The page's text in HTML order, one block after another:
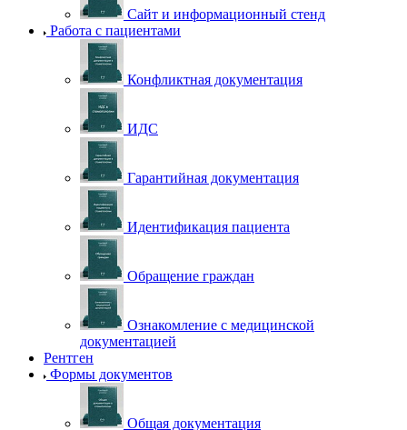
Сайт и информационный стенд
Работа с пациентами
Конфликтная документация
ИДС
Гарантийная документация
Идентификация пациента
Обращение граждан
Ознакомление с медицинской
документацией
Рентген
Формы документов
Общая документация